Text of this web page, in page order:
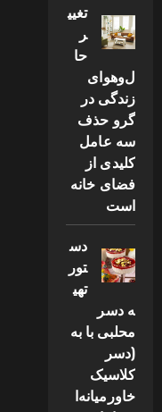
تغیی
ر
حا
ل‌وهوای
زندگی در
گرو حذف
سه عامل
کلیدی از
فضای خانه
است
دس
تور
تهی
ه دسر
محلبی با به
(دسر
کلاسیک
خاورمیانه‌ا